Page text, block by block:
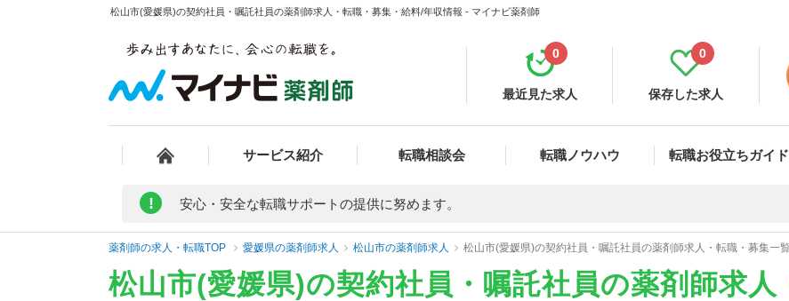
松山市(愛媛県)の契約社員・嘱託社員の薬剤師求人・転職・募集・給料/年収情報 - マイナビ薬剤師
最近見た求人
0
保存した求人
0
サービス紹介 転職相談会 転職ノウハウ 転職お役立ちガイド
! 安心・安全な転職サポートの提供に努めます。
薬剤師の求人・転職TOP 愛媛県の薬剤師求人 松山市の薬剤師求人 松山市(愛媛県)の契約社員・嘱託社員の薬剤師求人・転職・募集一覧
松山市(愛媛県)の契約社員・嘱託社員の薬剤師求人